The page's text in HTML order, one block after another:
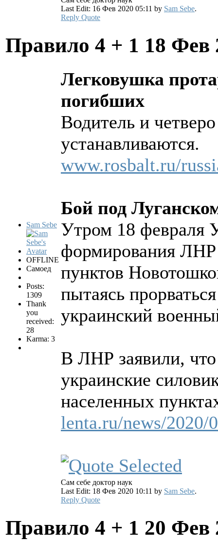
Last Edit: 16 Фев 2020 05:11 by Sam Sebe.
Reply Quote
Правило 4 + 1 18 Фев
Sam Sebe
OFFLINE
Самоед
Posts:
1309
Thank
you
received:
28
Karma: 3
Легковушка
погибших
Водитель и
устанавливаются.
www.rosbalt.ru/
Бой под
Утром 18 февраля
формирования ЛНР
пунктов
пытаясь
украинский
В ЛНР заявили,
украинские
населенных
lenta.ru/news/2020/
Сам себе доктор наук
Last Edit: 18 Фев 2020 10:11 by Sam Sebe.
Reply Quote
Правило 4 + 1 20 Фев